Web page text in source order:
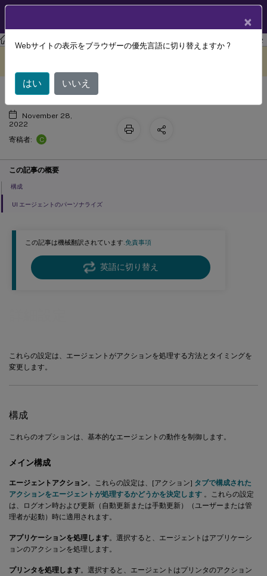
ワークスペース環境管理 Workspace Environment Management 2112
この記事は機械翻訳されています.免責事項
英語に切り替え
これらの設定は、エージェントがアクションを処理する方法とタイミングを
変更します。
構成
これらのオプションは、基本的なエージェントの動作を制御します。
メイン構成
エージェントアクション。これらの設定は、[アクション] タブで構成された
アクションをエージェントが処理するかどうかを決定します 。これらの設定
は、ログオン時および更新（自動更新または手動更新）（ユーザーまたは管
理者が起動）時に適用されます。
アプリケーションを処理します。選択すると、エージェントはアプリケーシ
ョンのアクションを処理します。
プリンタを処理します。選択すると、エージェントはプリンタのアクション
詳細設定
November 28,
2022
寄稿者:
C
この記事の概要
構成
UI エージェントのパーソナライズ
×
Webサイトの表示をブラウザーの優先言語に切り替えますか ?
はい いいえ